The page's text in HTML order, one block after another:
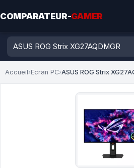
COMPARATEUR-GAMER
Accueil›Ecran PC›ASUS ROG Strix